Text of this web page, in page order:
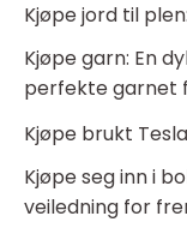
Kjøpe jord til
Kjøpe garn: En
perfekte garnet
Kjøpe brukt
Kjøpe seg inn i
veiledning for